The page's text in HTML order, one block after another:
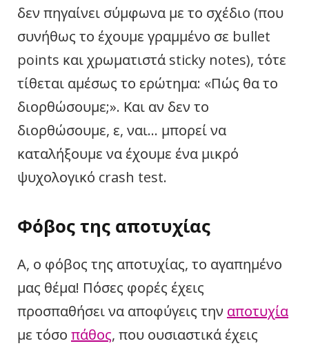
δεν πηγαίνει σύμφωνα με το σχέδιο (που
συνήθως το έχουμε γραμμένο σε bullet
points και χρωματιστά sticky notes), τότε
τίθεται αμέσως το ερώτημα: «Πώς θα το
διορθώσουμε;». Και αν δεν το
διορθώσουμε, ε, ναι… μπορεί να
καταλήξουμε να έχουμε ένα μικρό
ψυχολογικό crash test.
Φόβος της αποτυχίας
Α, ο φόβος της αποτυχίας, το αγαπημένο
μας θέμα! Πόσες φορές έχεις
προσπαθήσει να αποφύγεις την αποτυχία
με τόσο πάθος, που ουσιαστικά έχεις